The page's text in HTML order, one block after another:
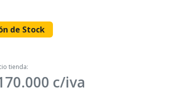
de Stock
tienda:
c/iva